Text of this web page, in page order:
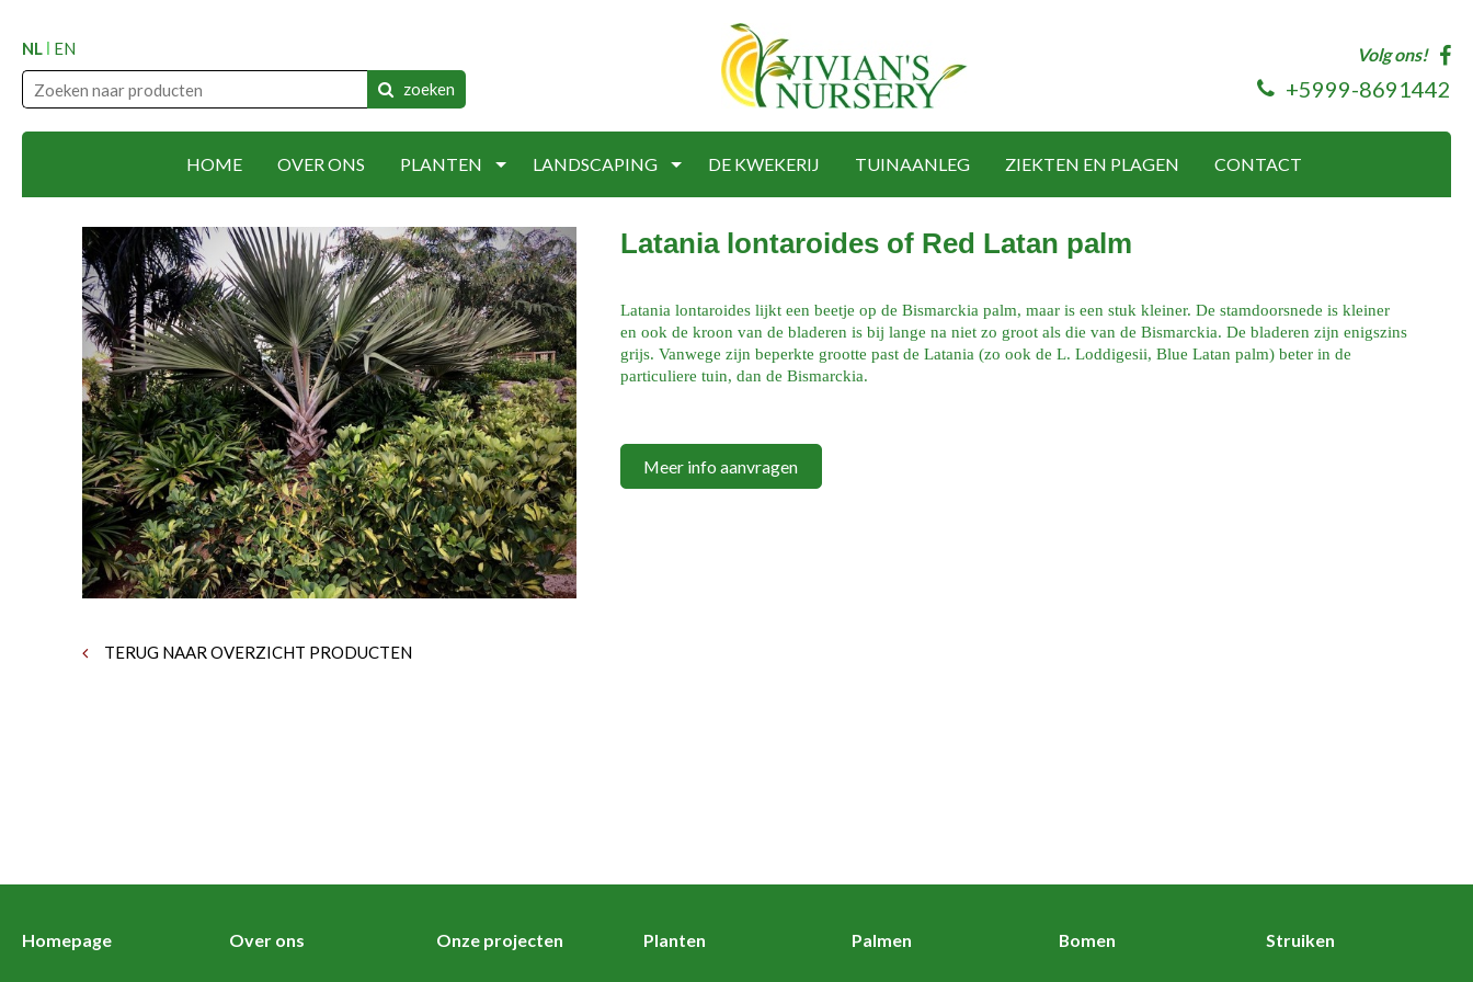
NL EN
zoeken
Volg ons!
+5999-8691442
HOME OVER ONS PLANTEN LANDSCAPING DE KWEKERIJ TUINAANLEG ZIEKTEN EN PLAGEN CONTACT
TERUG NAAR OVERZICHT PRODUCTEN
Latania lontaroides of Red Latan palm
Latania lontaroides lijkt een beetje op de Bismarckia palm, maar is een stuk kleiner. De stamdoorsnede is kleiner
en ook de kroon van de bladeren is bij lange na niet zo groot als die van de Bismarckia. De bladeren zijn enigszins
grijs. Vanwege zijn beperkte grootte past de Latania (zo ook de L. Loddigesii, Blue Latan palm) beter in de
particuliere tuin, dan de Bismarckia.
Meer info aanvragen
Homepage Over ons Onze projecten Planten Palmen Bomen Struiken